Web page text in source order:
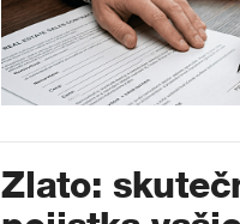
Zlato: